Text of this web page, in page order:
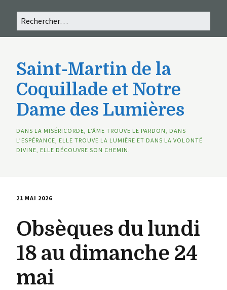
Saint-Martin de la
Coquillade et Notre
Dame des Lumières
DANS LA MISÉRICORDE, L’ÂME TROUVE LE PARDON, DANS
L’ESPÉRANCE, ELLE TROUVE LA LUMIÈRE ET DANS LA VOLONTÉ
DIVINE, ELLE DÉCOUVRE SON CHEMIN.
21 MAI 2026
Obsèques du lundi
18 au dimanche 24
mai